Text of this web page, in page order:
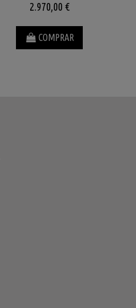
2.970,00 €
COMPRAR